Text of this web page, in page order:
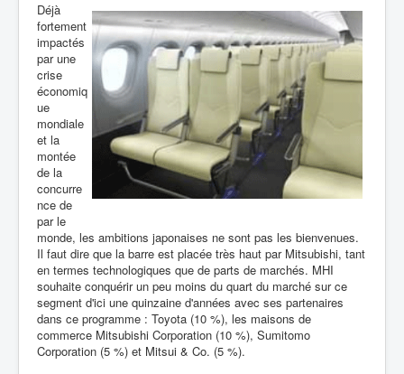
Déjà
fortement
impactés
par une
crise
économiq
ue
mondiale
et la
montée
de la
concurre
nce de
par le
monde, les ambitions japonaises ne sont pas les bienvenues.
Il faut dire que la barre est placée très haut par Mitsubishi, tant
en termes technologiques que de parts de marchés. MHI
souhaite conquérir un peu moins du quart du marché sur ce
segment d'ici une quinzaine d'années avec ses partenaires
dans ce programme : Toyota (10 %), les maisons de
commerce Mitsubishi Corporation (10 %), Sumitomo
Corporation (5 %) et Mitsui & Co. (5 %).